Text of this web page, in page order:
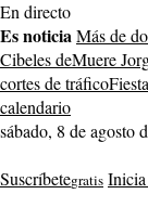
Saltar
al
contenido
En directo
Es noticiaMás de
Cibeles deMuere
cortes de tráfico
calendario
sábado, 8 de agosto
Suscríbetegratis Inicia